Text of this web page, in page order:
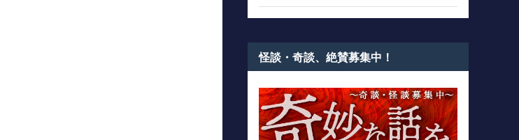
怪談・奇談、絶賛募集中！